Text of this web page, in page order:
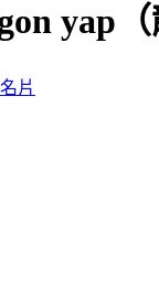
yap（
名片